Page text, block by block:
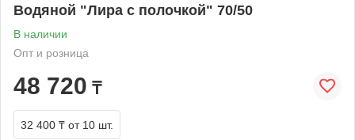
Водяной "Лира с полочкой" 70/50
В наличии
Опт и розница
48 720 ₸
32 400 ₸ от 10 шт.